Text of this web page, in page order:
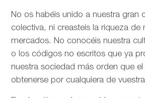
No os habéis unido a nuestra gran
colectiva, ni creasteis la riqueza de
mercados. No conocéis nuestra
o los códigos no escritos que ya
nuestra sociedad más orden que
obtenerse por cualquiera de